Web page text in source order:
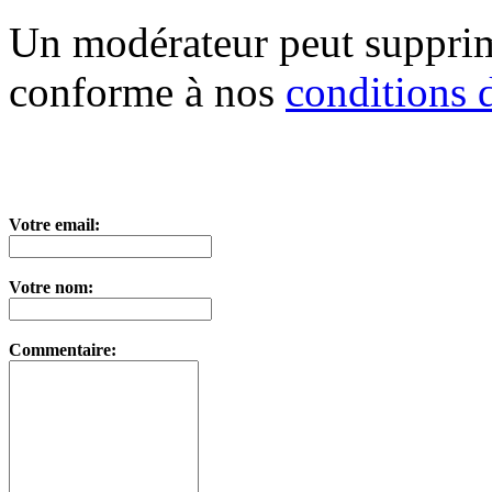
Un modérateur peut
conforme à nos conditions
Votre email:
Votre nom:
Commentaire: